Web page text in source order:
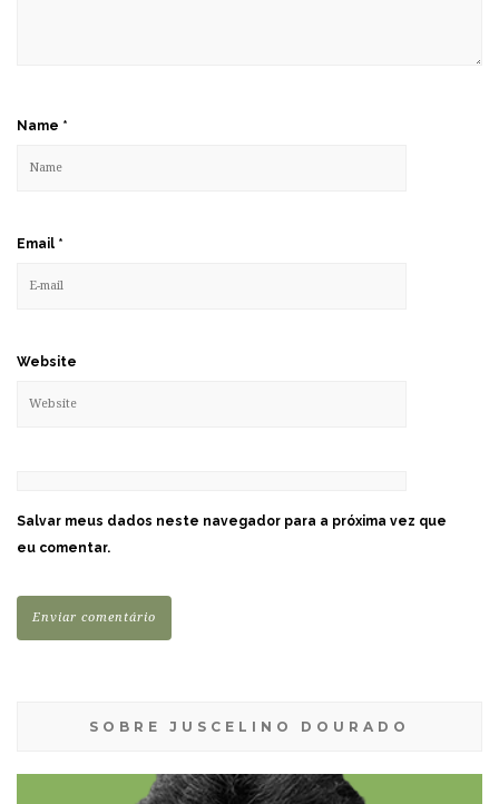
Name *
Email *
Website
Salvar meus dados neste navegador para a próxima vez que
eu comentar.
SOBRE JUSCELINO DOURADO